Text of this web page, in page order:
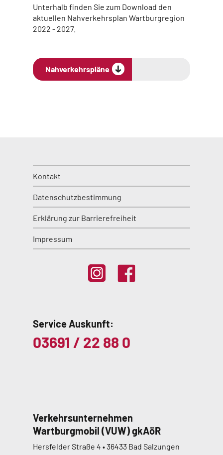
Unterhalb finden Sie zum Download den
aktuellen Nahverkehrsplan Wartburgregion
2022 - 2027.
Nahverkehrspläne
Kontakt
Datenschutzbestimmung
Erklärung zur Barrierefreiheit
Impressum
Service Auskunft:
03691 / 22 88 0
Verkehrsunternehmen
Wartburgmobil (VUW) gkAöR
Hersfelder Straße 4 • 36433 Bad Salzungen